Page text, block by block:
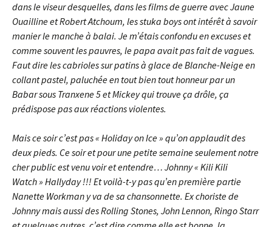
dans le viseur desquelles, dans les films de guerre avec Jaune
Ouailline et Robert Atchoum, les stuka boys ont intérêt à savoir
manier le manche à balai. Je m’étais confondu en excuses et
comme souvent les pauvres, le papa avait pas fait de vagues.
Faut dire les cabrioles sur patins à glace de Blanche-Neige en
collant pastel, paluchée en tout bien tout honneur par un
Babar sous Tranxene 5 et Mickey qui trouve ça drôle, ça
prédispose pas aux réactions violentes.
Mais ce soir c’est pas « Holiday on Ice » qu’on applaudit des
deux pieds. Ce soir et pour une petite semaine seulement notre
cher public est venu voir et entendre… Johnny « Kili Kili
Watch » Hallyday !!! Et voilà-t-y pas qu’en première partie
Nanette Workman y va de sa chansonnette. Ex choriste de
Johnny mais aussi des Rolling Stones, John Lennon, Ringo Starr